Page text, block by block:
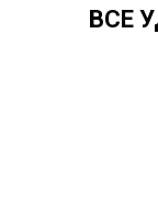
ВСЕ